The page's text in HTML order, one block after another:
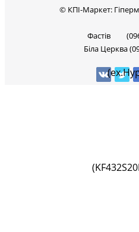
© КПІ-Маркет:
Фастів
Біла Церква